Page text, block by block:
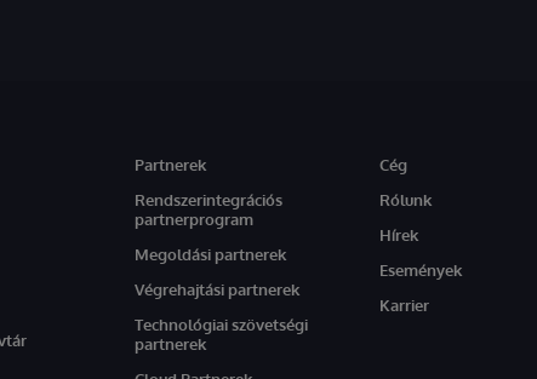
Partnerek
Rendszerintegrációs
partnerprogram
Megoldási partnerek
Végrehajtási partnerek
Technológiai szövetségi
partnerek
Cég
Rólunk
Hírek
Események
Karrier